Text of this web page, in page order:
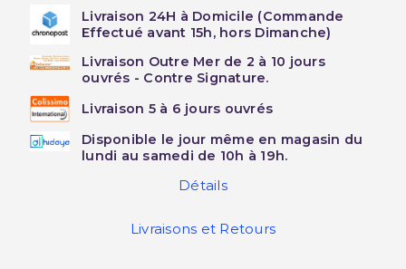
Livraison 24H à Domicile (Commande
Effectué avant 15h, hors Dimanche)
Livraison Outre Mer de 2 à 10 jours
ouvrés - Contre Signature.
Livraison 5 à 6 jours ouvrés
Disponible le jour même en magasin du
lundi au samedi de 10h à 19h.
Détails
Livraisons et Retours